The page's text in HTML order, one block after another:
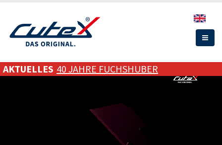
Inhalt
AKTUELLES 40 JAHRE FUCHSHUBER